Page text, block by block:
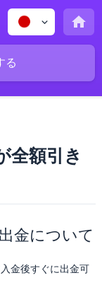
全額引き
金について
金後すぐに出金可